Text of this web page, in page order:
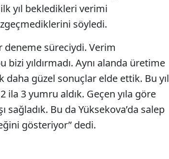
yıl bekledikleri verimi
söyledi.
deneme süreciydi. Verim
yıldırmadı. Aynı alanda üretime
daha güzel sonuçlar elde ettik. Bu yıl
ila 3 yumru aldık. Geçen yıla göre
sağladık. Bu da Yüksekova’da salep
gösteriyor” dedi.